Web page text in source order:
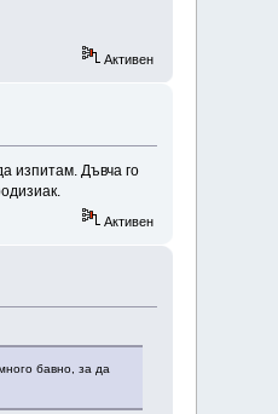
Активен
изпитам. Дъвча го
Активен
бавно, за да